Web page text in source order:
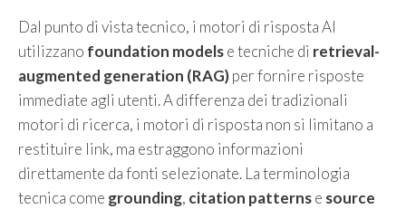
Dal punto di vista tecnico, i motori di risposta AI
utilizzano foundation modelse tecniche di retrieval-
augmented generation (RAG)per fornire risposte
immediate agli utenti. A differenza dei tradizionali
motori di ricerca, i motori di risposta non si limitano a
restituire link, ma estraggono informazioni
direttamente da fonti selezionate. La terminologia
tecnica come grounding, citation patternse source